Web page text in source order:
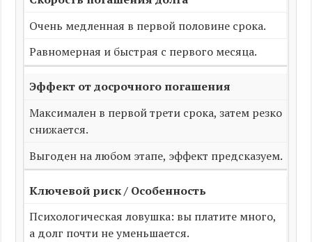
Очень медленная в первой половине срока.
Равномерная и быстрая с первого месяца.
Эффект от досрочного погашения
Максимален в первой трети срока, затем резко
снижается.
Выгоден на любом этапе, эффект предсказуем.
Ключевой риск / Особенность
Психологическая ловушка: вы платите много,
а долг почти не уменьшается.